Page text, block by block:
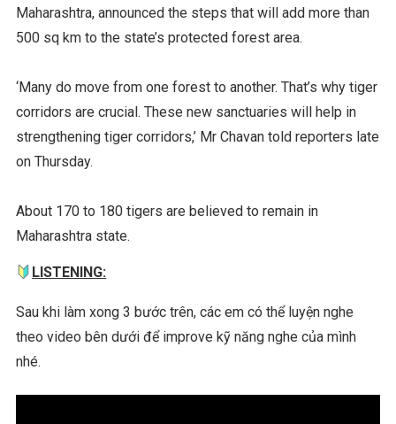
Maharashtra, announced the steps that will add more than
500 sq km to the state’s protected forest area.
‘Many do move from one forest to another. That’s why tiger
corridors are crucial. These new sanctuaries will help in
strengthening tiger corridors,’ Mr Chavan told reporters late
on Thursday.
About 170 to 180 tigers are believed to remain in
Maharashtra state.
LISTENING:
Sau khi làm xong 3 bước trên, các em có thể luyện nghe
theo video bên dưới để improve kỹ năng nghe của mình
nhé.